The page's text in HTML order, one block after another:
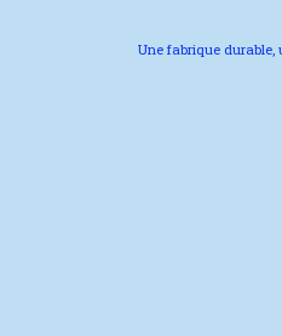
Une fabrique durable,